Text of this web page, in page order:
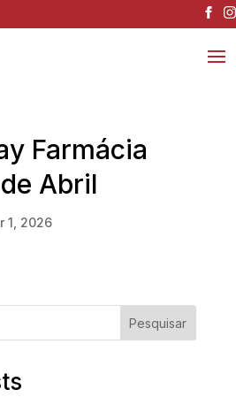
Farmácia
Abril
1, 2026
Pesquisar